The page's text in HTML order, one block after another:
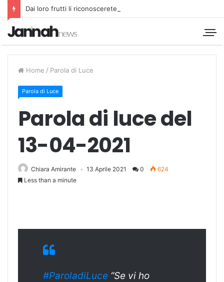
Dai loro frutti li riconoscerete
Home / Parola di Luce
Parola di Luce
Parola di luce del
13-04-2021
Chiara Amirante 13 Aprile 2021 0
624
Less than a minute
#ParoladiLuce “Se vi ho